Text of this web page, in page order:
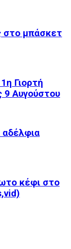
στο μπάσκετ
Γιορτή
9 Αυγούστου
αδέλφια
κέφι στο